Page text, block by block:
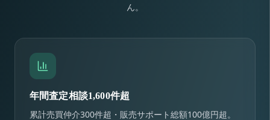
ん。
年間査定相談1,600件超
累計売買仲介300件超・販売サポート総額100億円超。